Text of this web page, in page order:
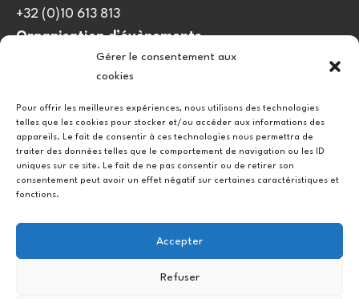
Gérer le consentement aux
cookies
Pour offrir les meilleures expériences, nous utilisons des technologies
telles que les cookies pour stocker et/ou accéder aux informations des
appareils. Le fait de consentir à ces technologies nous permettra de
traiter des données telles que le comportement de navigation ou les ID
uniques sur ce site. Le fait de ne pas consentir ou de retirer son
consentement peut avoir un effet négatif sur certaines caractéristiques et
fonctions.
Accepter
Refuser
+32 (0)10 613 813
Organisation d’évènements
viedulieu@quatrequarts.coop
Politique de cookies (UE)